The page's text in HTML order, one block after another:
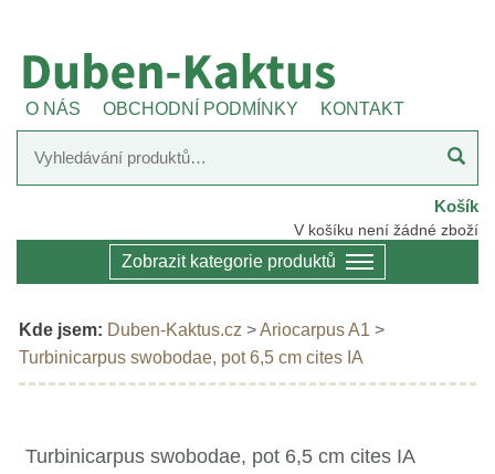
O NÁS OBCHODNÍ PODMÍNKY KONTAKT
Košík
V košíku není žádné zboží
Zobrazit kategorie produktů
Kde jsem: Duben-Kaktus.cz >Ariocarpus A1 >
Turbinicarpus swobodae, pot 6,5 cm cites IA
Turbinicarpus swobodae, pot 6,5 cm cites IA